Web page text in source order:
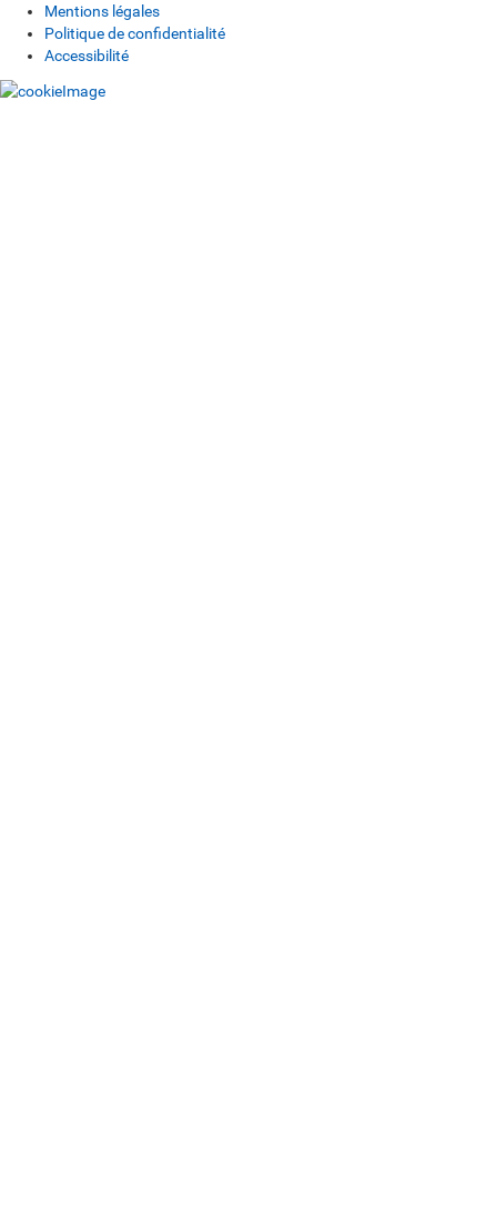
Mentions légales
Politique de confidentialité
Accessibilité